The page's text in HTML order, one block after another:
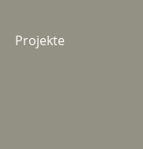
Projekte